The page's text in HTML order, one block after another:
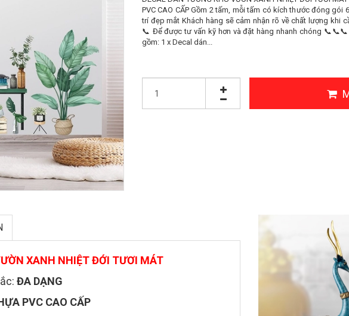
PVC CAO CẤP Gồm 2 tấm, mỗi tấm có kích thước đóng gói
trí đẹp mắt Khách hàng sẽ cảm nhận rõ về chất lượng khi
📞 Để được tư vấn kỹ hơn và đặt hàng nhanh chóng
gồm: 1 x Decal dán...
XANH NHIỆT ĐỚI TƯƠI MÁT
ĐA DẠNG
PVC CAO CẤP